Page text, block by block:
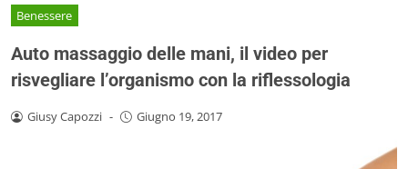
Benessere
Auto massaggio delle mani, il video per
risvegliare l’organismo con la riflessologia
Giusy Capozzi - Giugno 19, 2017